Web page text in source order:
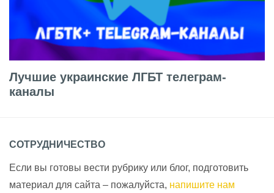
Лучшие украинские ЛГБТ телеграм-
каналы
СОТРУДНИЧЕСТВО
Если вы готовы вести рубрику или блог, подготовить
материал для сайта – пожалуйста, напишите нам